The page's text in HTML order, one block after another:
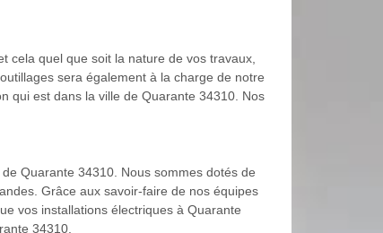
cela quel que soit la nature de vos travaux,
sera également à la charge de notre
qui est dans la ville de Quarante 34310. Nos
Quarante 34310. Nous sommes dotés de
Grâce aux savoir-faire de nos équipes
vos installations électriques à Quarante
34310.